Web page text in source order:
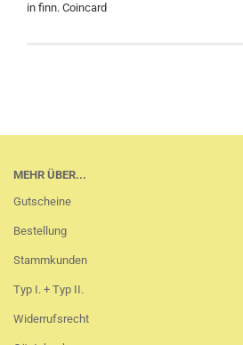
in finn. Coincard
MEHR ÜBER...
Gutscheine
Bestellung
Stammkunden
Typ I. + Typ II.
Widerrufsrecht